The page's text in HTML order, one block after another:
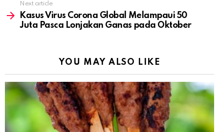
Next article
Kasus Virus Corona Global Melampaui 50
Juta Pasca Lonjakan Ganas pada Oktober
YOU MAY ALSO LIKE